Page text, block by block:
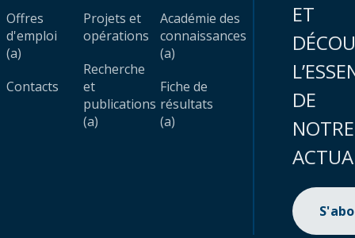
Offres
d'emploi
(a)
Contacts
Projets et
opérations
Recherche
et
publications
(a)
Académie des
connaissances
(a)
Fiche de
résultats
(a)
ET
DE
NOTRE